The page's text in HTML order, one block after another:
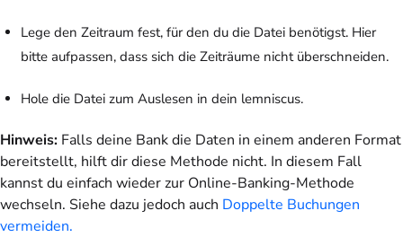
Lege den Zeitraum fest, für den du die Datei benötigst. Hier
bitte aufpassen, dass sich die Zeiträume nicht überschneiden.
Hole die Datei zum Auslesen in dein lemniscus.
Hinweis: Falls deine Bank die Daten in einem anderen Format
bereitstellt, hilft dir diese Methode nicht. In diesem Fall
kannst du einfach wieder zur Online-Banking-Methode
wechseln. Siehe dazu jedoch auch Doppelte Buchungen
vermeiden.